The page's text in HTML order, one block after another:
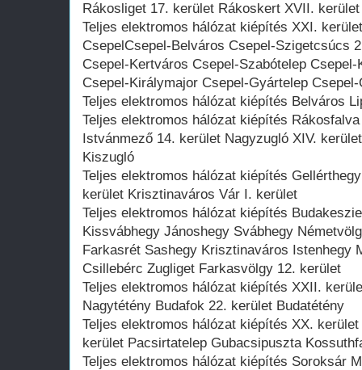
Rákosliget 17. kerület Rákoskert XVII. kerület
Teljes elektromos hálózat kiépítés XXI.
CsepelCsepel-Belváros Csepel-Szigetcsúcs
Csepel-Kertváros Csepel-Szabótelep
Csepel-Királymajor Csepel-Gyártelep
Teljes elektromos hálózat kiépítés Belváros
Teljes elektromos hálózat kiépítés
Istvánmező 14. kerület Nagyzugló XIV.
Kiszugló
Teljes elektromos hálózat kiépítés
kerület Krisztinaváros Vár I. kerület
Teljes elektromos hálózat kiépítés
Kissvábhegy Jánoshegy Svábhegy
Farkasrét Sashegy Krisztinaváros Istenhegy
Csillebérc Zugliget Farkasvölgy 12. kerület
Teljes elektromos hálózat kiépítés XXII.
Nagytétény Budafok 22. kerület Budatétény
Teljes elektromos hálózat kiépítés XX.
kerület Pacsirtatelep Gubacsipuszta
Teljes elektromos hálózat kiépítés Soroksár